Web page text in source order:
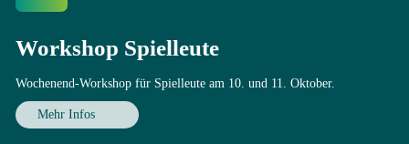
Workshop Spielleute
Wochenend-Workshop für Spielleute am 10. und 11. Oktober.
Mehr Infos